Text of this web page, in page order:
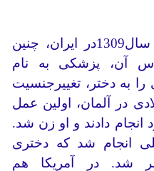
از نظر پزشکی، اولین بار سال1309در ایران، چنین
آن، پزشکی به نام
پسر 18ساله‌ای را به دختر، تغییر‌جنسیت
اروپا، سال1930 میلادی در آلمان، اولین عمل
دادند و او زن شد.
عملی انجام شد که دختری
شد. در آمریکا هم